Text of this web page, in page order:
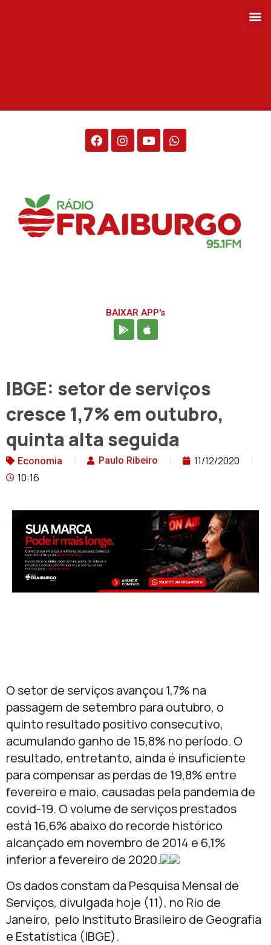
BAIXAR APP's
IBGE: setor de serviços
cresce 1,7% em outubro,
quinta alta seguida
Economia Paulo Ribeiro
11/12/2020
10:16
O setor de serviços avançou 1,7% na
passagem de setembro para outubro, o
quinto resultado positivo consecutivo,
acumulando ganho de 15,8% no período. O
resultado, entretanto, ainda é insuficiente
para compensar as perdas de 19,8% entre
fevereiro e maio, causadas pela pandemia de
covid-19. O volume de serviços prestados
está 16,6% abaixo do recorde histórico
alcançado em novembro de 2014 e 6,1%
inferior a fevereiro de 2020.
Os dados constam da Pesquisa Mensal de
Serviços, divulgada hoje (11), no Rio de
Janeiro, pelo Instituto Brasileiro de Geografia
e Estatística (IBGE).